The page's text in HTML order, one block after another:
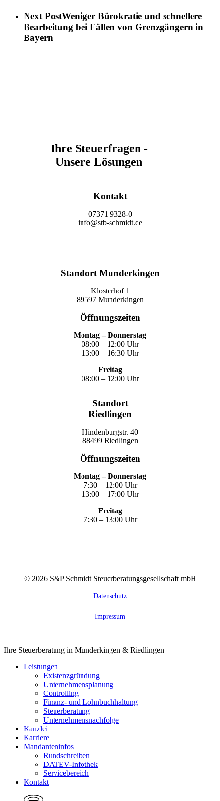
Next PostWeniger Bürokratie und schnellere
Bearbeitung bei Fällen von Grenzgängern in
Bayern
Ihre Steuerfragen -
Unsere Lösungen
Kontakt
07371 9328-0
info@stb-schmidt.de
Standort Munderkingen
Klosterhof 1
89597 Munderkingen
Öffnungszeiten
Montag – Donnerstag
08:00 – 12:00 Uhr
13:00 – 16:30 Uhr
Freitag
08:00 – 12:00 Uhr
Standort
Riedlingen
Hindenburgstr. 40
88499 Riedlingen
Öffnungszeiten
Montag – Donnerstag
7:30 – 12:00 Uhr
13:00 – 17:00 Uhr
Freitag
7:30 – 13:00 Uhr
© 2026S&P Schmidt Steuerberatungsgesellschaft mbH
Datenschutz
Impressum
Close
Ihre Steuerberatung in Munderkingen & Riedlingen
Leistungen
Existenzgründung
Unternehmensplanung
Controlling
Finanz- und Lohnbuchhaltung
Steuerberatung
Unternehmensnachfolge
Kanzlei
Karriere
Mandanteninfos
Rundschreiben
DATEV-Infothek
Servicebereich
Kontakt